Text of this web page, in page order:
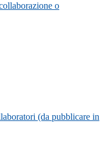
o
(da pubblicare in